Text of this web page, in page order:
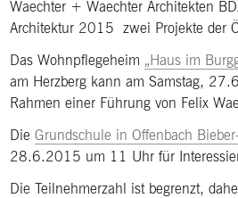
Waechter + Waechter Architekten
Architektur 2015 zwei Projekte der
Das Wohnpflegeheim „Haus im
am Herzberg kann am Samstag,
Rahmen einer Führung von Felix
DieGrundschule in Offenbach
28.6.2015 um 11 Uhr für
Die Teilnehmerzahl ist begrenzt,